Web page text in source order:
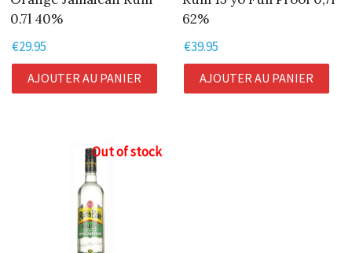
0.7l 40%
€29.95
AJOUTER AU PANIER
62%
€39.95
AJOUTER AU PANIER
Out of stock